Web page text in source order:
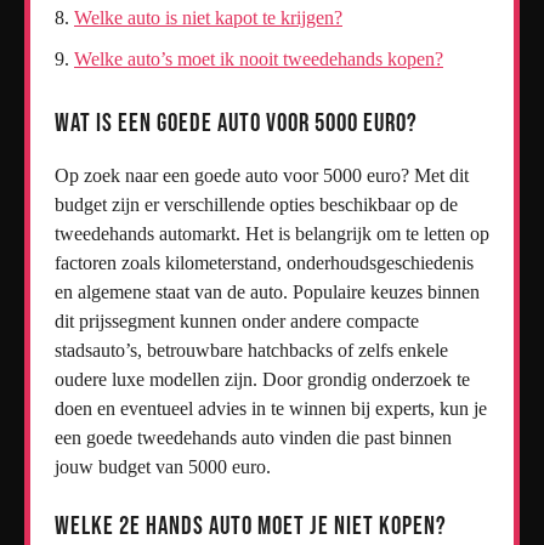
Welke auto is niet kapot te krijgen?
Welke auto’s moet ik nooit tweedehands kopen?
Wat is een goede auto voor 5000 euro?
Op zoek naar een goede auto voor 5000 euro? Met dit
budget zijn er verschillende opties beschikbaar op de
tweedehands automarkt. Het is belangrijk om te letten op
factoren zoals kilometerstand, onderhoudsgeschiedenis
en algemene staat van de auto. Populaire keuzes binnen
dit prijssegment kunnen onder andere compacte
stadsauto’s, betrouwbare hatchbacks of zelfs enkele
oudere luxe modellen zijn. Door grondig onderzoek te
doen en eventueel advies in te winnen bij experts, kun je
een goede tweedehands auto vinden die past binnen
jouw budget van 5000 euro.
Welke 2e hands auto moet je niet kopen?